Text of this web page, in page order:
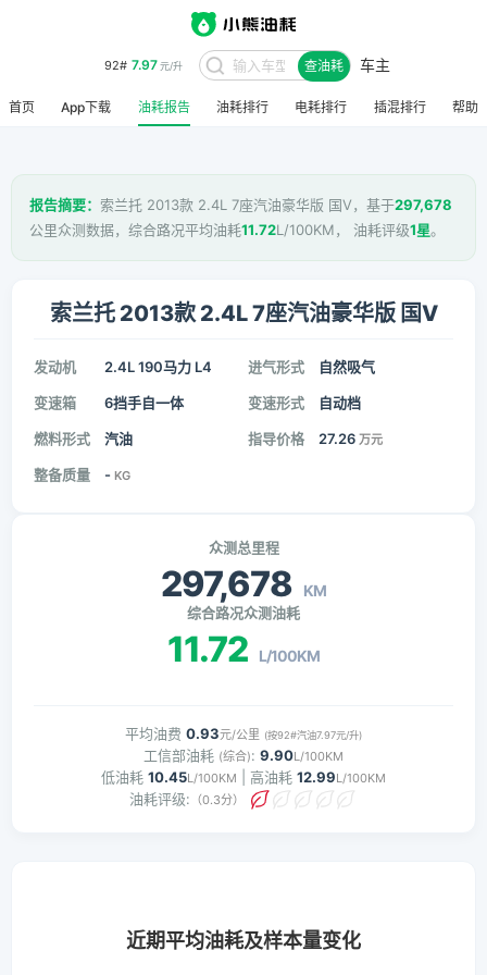
92# 7.97元/升 查油耗 车主
首页 App下载 油耗报告 油耗排行 电耗排行 插混排行 帮助
报告摘要： 索兰托 2013款 2.4L 7座汽油豪华版 国V，基于297,678
公里众测数据，综合路况平均油耗11.72L/100KM， 油耗评级1星。
索兰托 2013款 2.4L 7座汽油豪华版 国V
发动机 2.4L 190马力 L4 进气形式 自然吸气
变速箱 6挡手自一体 变速形式 自动档
燃料形式 汽油 指导价格 27.26 万元
整备质量 - KG
众测总里程
297,678 KM
综合路况众测油耗
11.72 L/100KM
平均油费 0.93元/公里 (按92#汽油7.97元/升)
工信部油耗 (综合): 9.90L/100KM
低油耗 10.45L/100KM | 高油耗 12.99L/100KM
油耗评级: （0.3分）